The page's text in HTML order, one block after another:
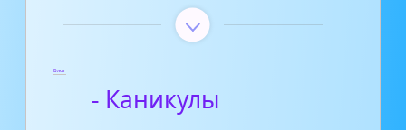
Блог
- Каникулы